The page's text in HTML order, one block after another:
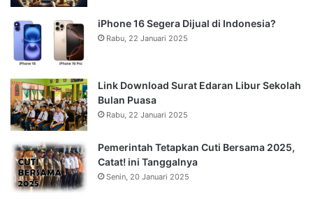
iPhone 16 Segera Dijual di Indonesia?
Rabu, 22 Januari 2025
Link Download Surat Edaran Libur Sekolah
Bulan Puasa
Rabu, 22 Januari 2025
Pemerintah Tetapkan Cuti Bersama 2025,
Catat! ini Tanggalnya
Senin, 20 Januari 2025